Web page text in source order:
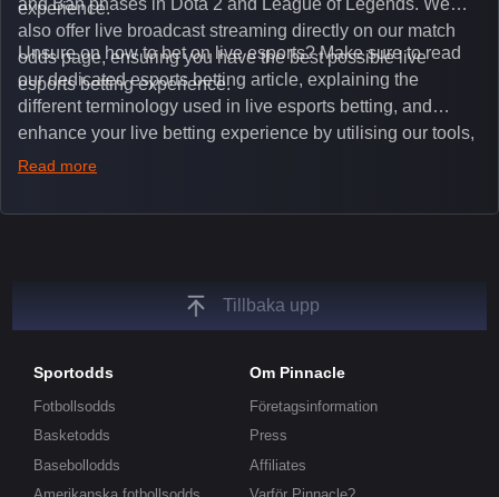
experience.
also offer live broadcast streaming directly on our match
odds page, ensuring you have the best possible live
esports betting experience.
Unsure on how to bet on live esports? Make sure to read
our dedicated esports betting article, explaining the
different terminology used in live esports betting, and
enhance your live betting experience by utilising our tools,
such as integrated live broadcasts, match and round
unique insights on the latest esports events.
Read more
Tillbaka upp
Sportodds
Fotbollsodds
Basketodds
Basebollodds
Om Pinnacle
Företagsinformation
Press
Affiliates